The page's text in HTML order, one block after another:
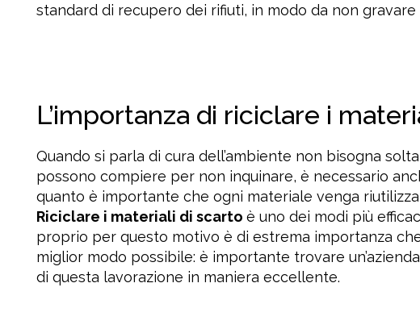
standard di recupero dei rifiuti, in modo da non gravare
L’importanza di riciclare i
Quando si parla di cura dell’ambiente non bisogna
possono compiere per non inquinare, è necessario
quanto è importante che ogni materiale venga
Riciclare i materiali di scarto è uno dei modi più
proprio per questo motivo è di estrema importanza
miglior modo possibile: è importante trovare
di questa lavorazione in maniera eccellente.